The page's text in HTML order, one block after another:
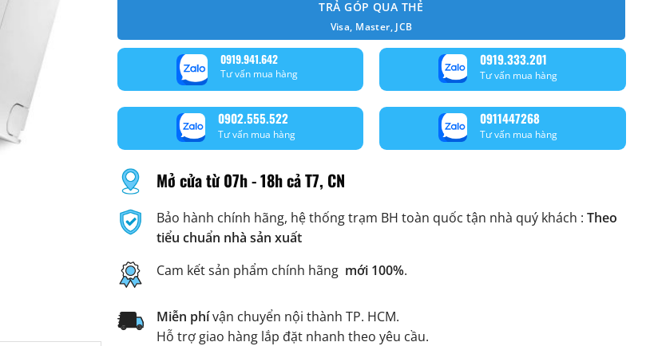
TRẢ GÓP QUA THẺ
Visa, Master, JCB
0919.941.642
Tư vấn mua hàng
0919.333.201
Tư vấn mua hàng
0902.555.522
Tư vấn mua hàng
0911447268
Tư vấn mua hàng
Mở cửa từ 07h - 18h cả T7, CN
Bảo hành chính hãng, hệ thống trạm BH toàn quốc tận nhà quý khách : Theo
tiểu chuẩn nhà sản xuất
Cam kết sản phẩm chính hãng mới 100%.
Miễn phívận chuyển nội thành TP. HCM.
Hỗ trợ giao hàng lắp đặt nhanh theo yêu cầu.